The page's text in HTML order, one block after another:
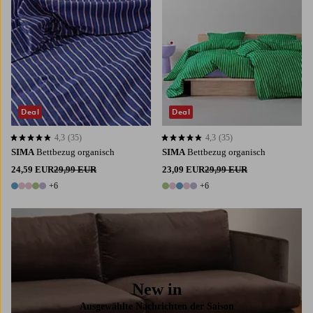
SIMA Bettbezug organisch
24,59 EUR29,99 EUR
11 Farben
+6
4,3 basierend auf 35 Bewertungen
4,3 (35)
Deal
SIMA Bettbezug organisch
23,09 EUR29,99 EUR
11 Farben
+6
4,3 basierend auf 35 Bewertungen
4,3 (35)
Deal
New in
Ausgewählte Nachrichten der Saison